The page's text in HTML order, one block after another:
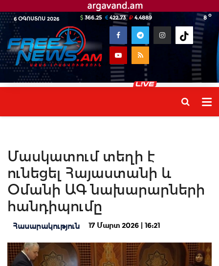
6 ՕԳՈՍՏՈՍ 2026 8 o
366.25 422.73 4.4889
Մասկատում տեղի է
ունեցել Հայաստանի և
Օմանի ԱԳ նախարարների
հանդիպումը
Հասարակություն 17 Մարտ 2026 | 16:21